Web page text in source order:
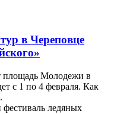
в Череповце
площадь Молодежи в
с 1 по 4 февраля. Как